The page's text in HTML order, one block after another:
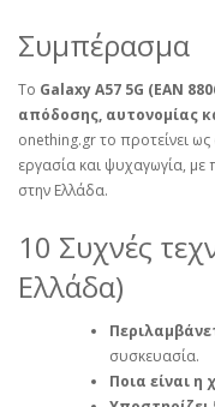
Συμπέρασμα
Το Galaxy A57 5G (EAN
απόδοσης, αυτονομίας
onething.gr το προτείνει
εργασία και ψυχαγωγία, με
στην Ελλάδα.
10 Συχνές
Ελλάδα)
συσκευασία.
Ποια είναι